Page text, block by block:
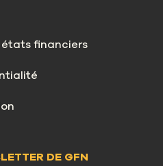
financiers
DE GFN